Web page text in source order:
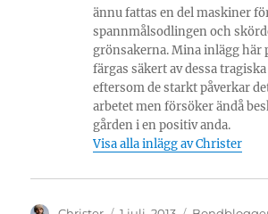
ännu fattas en del maskiner
spannmålsodlingen och
grönsakerna. Mina inlägg här
färgas säkert av dessa
eftersom de starkt påverkar
arbetet men försöker ändå
gården i en positiv anda.
Visa alla inlägg av Christer